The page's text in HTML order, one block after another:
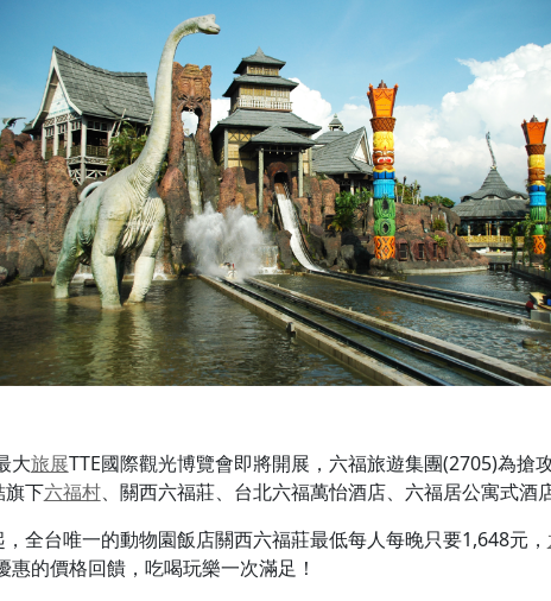
大旅展TTE國際觀光博覽會即將開展，六福旅遊集團(2705)為搶
旗下六福村、關西六福莊、台北六福萬怡酒店、六福居公寓式酒
全台唯一的動物園飯店關西六福莊最低每人每晚只要1,648元，
的價格回饋，吃喝玩樂一次滿足！